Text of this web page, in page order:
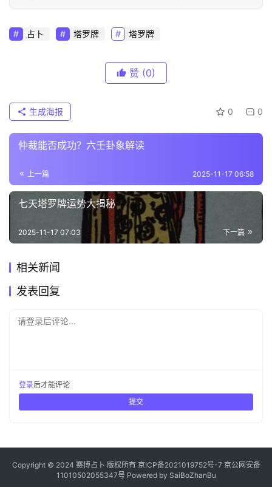
占卜 塔罗牌 塔罗牌
赞 (0)
0 0
生成海报
仲裁能否成功？六壬卦象解读
上一篇 2025-11-17 06:58
七天塔罗牌运势大揭秘
下一篇
2025-11-17 07:03
相关新闻
发表回复
请登录后评论...
登录后才能评论
提交
Copyright © 2024 赛博占卜 版权所有 京ICP备2021019752号-7 京公网安备
11010502055347号 Powered by SaiBoZhanBu